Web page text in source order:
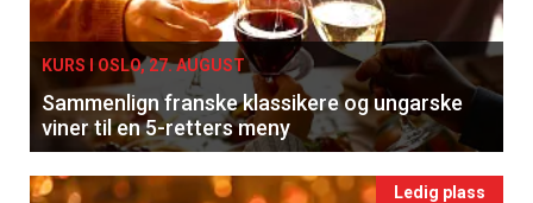
KURS I OSLO, 27. AUGUST
Sammenlign franske klassikere og ungarske
viner til en 5-retters meny
Ledig plass